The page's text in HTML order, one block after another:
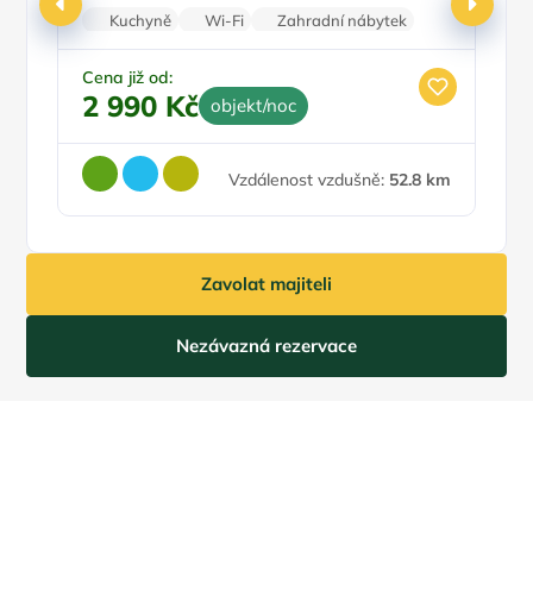
Kuchyně Wi-Fi
Zahradní nábytek
Vana
Balkon/terasa
Cena již od:
2 990 Kč objekt/noc
Vzdálenost vzdušně: 52.8 km
Zavolat majiteli
Nezávazná rezervace